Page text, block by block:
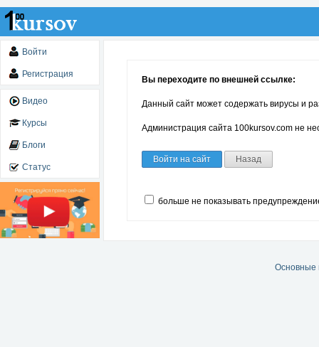
Войти
Регистрация
Видео
Курсы
Блоги
Статус
Вы переходите по внешней ссылке:
Данный сайт может содержать вирусы и
Администрация сайта 100kursov.com не
Войти на сайт Назад
больше не показывать
Основные